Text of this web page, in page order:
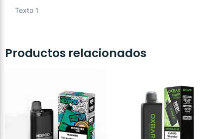
Texto 1
Productos relacionados